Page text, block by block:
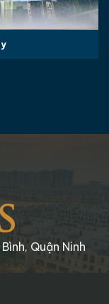
Khế, Quận
cấp tại Cần
Quận Ninh